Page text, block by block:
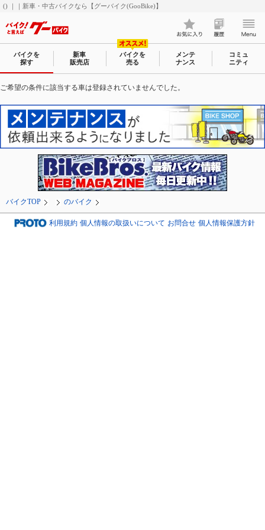
() ｜｜新車・中古バイクなら【グーバイク(GooBike)】
バイクを
探す
新車
販売店
バイクを
売る
メンテ
ナンス
コミュ
ニティ
ご希望の条件に該当する車は登録されていませんでした。
バイクTOP のバイク
利用規約 個人情報の取扱いについて お問合せ 個人情報保護方針